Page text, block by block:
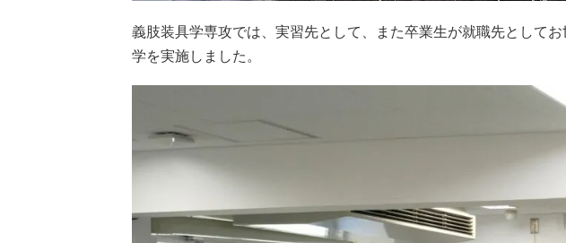
義肢装具学専攻では、実習先として、また卒業生が就職先として
学を実施しました。